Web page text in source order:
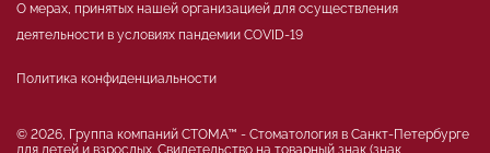
О мерах, принятых нашей организацией для осуществления
деятельности в условиях пандемии COVID-19
Политика конфиденциальности
© 2026, Группа компаний СТОМА™ - Стоматология в Санкт-Петербурге